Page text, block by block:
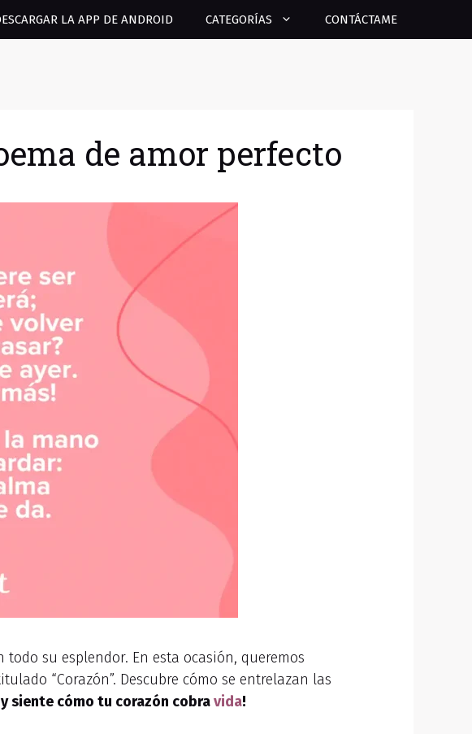
LA APP DE ANDROID CATEGORÍAS CONTÁCTAME
de amor perfecto
su esplendor. En esta ocasión, queremos
“Corazón”. Descubre cómo se entrelazan las
y siente cómo tu corazón cobravida!